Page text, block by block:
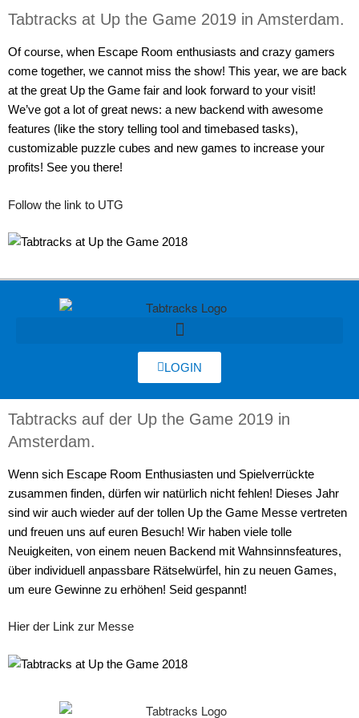
Tabtracks at Up the Game 2019 in Amsterdam.
Of course, when Escape Room enthusiasts and crazy gamers
come together, we cannot miss the show! This year, we are back
at the great Up the Game fair and look forward to your visit!
We’ve got a lot of great news: a new backend with awesome
features (like the story telling tool and timebased tasks),
customizable puzzle cubes and new games to increase your
profits! See you there!
Follow the link to UTG
LOGIN
Tabtracks auf der Up the Game 2019 in
Amsterdam.
Wenn sich Escape Room Enthusiasten und Spielverrückte
zusammen finden, dürfen wir natürlich nicht fehlen! Dieses Jahr
sind wir auch wieder auf der tollen Up the Game Messe vertreten
und freuen uns auf euren Besuch! Wir haben viele tolle
Neuigkeiten, von einem neuen Backend mit Wahnsinnsfeatures,
über individuell anpassbare Rätselwürfel, hin zu neuen Games,
um eure Gewinne zu erhöhen! Seid gespannt!
Hier der Link zur Messe